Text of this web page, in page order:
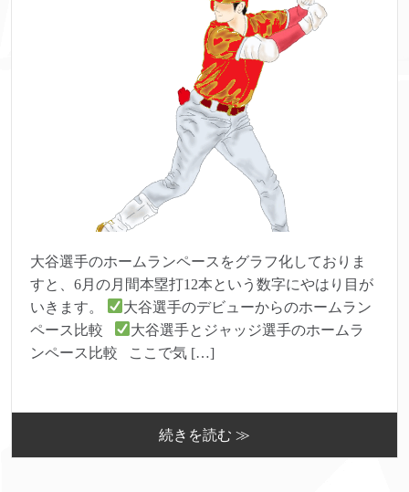
大谷選手のホームランペースをグラフ化しておりま
すと、6月の月間本塁打12本という数字にやはり目が
いきます。
大谷選手のデビューからのホームラン
ペース比較
大谷選手とジャッジ選手のホームラ
ンペース比較 ここで気 […]
続きを読む ≫